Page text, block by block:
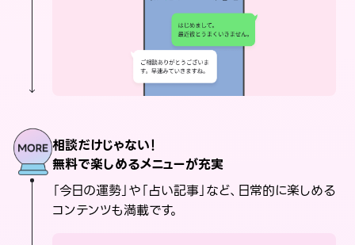
相談だけじゃない！
無料で楽しめるメニューが充実
「今日の運勢」や「占い記事」など、日常的に楽しめる
コンテンツも満載です。